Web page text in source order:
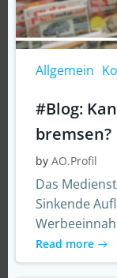
Allgemein
#Blog:
bremsen?
by AO.Profil
Das
Sinkende
Read more